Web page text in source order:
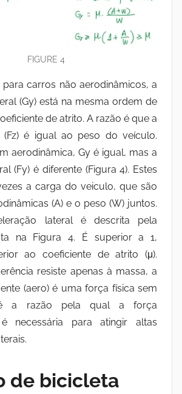
FIGURE 4
para carros não aerodinâmicos, a
(Gy) está na mesma ordem de
de atrito. A razão é que a
(Fz) é igual ao peso do veículo.
aerodinâmica, Gy é igual, mas a
(Fy) é diferente (Figura 4). Estes
a carga do veiculo, que são
(A) e o peso (W) juntos.
lateral é descrita pela
na Figura 4. É superior a 1,
ao coeficiente de atrito (μ).
resiste apenas à massa, a
(aero) é uma força física sem
a razão pela qual a força
é necessária para atingir altas
de bicicleta